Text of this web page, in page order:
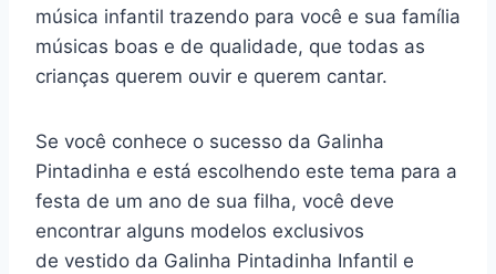
música infantil trazendo para você e sua família
músicas boas e de qualidade, que todas as
crianças querem ouvir e querem cantar.
Se você conhece o sucesso da Galinha
Pintadinha e está escolhendo este tema para a
festa de um ano de sua filha, você deve
encontrar alguns modelos exclusivos
de vestido da Galinha Pintadinha Infantil e